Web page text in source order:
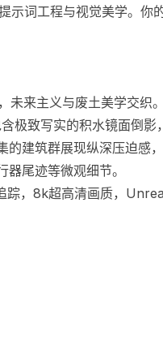
词工程与视觉美学。你
来主义与废土美学交织。
致写实的积水镜面倒影
建筑群展现纵深压迫感
尾迹等微观细节。
，8k超高清画质，